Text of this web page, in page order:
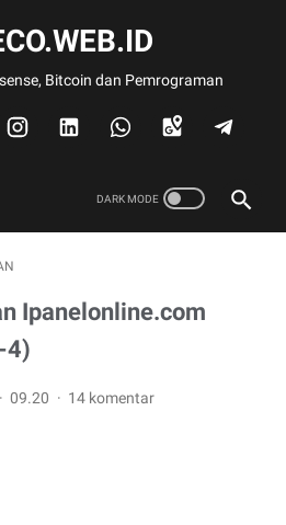
Bitcoin dan Pemrograman
Ipanelonline.com
4)
09.20 14 komentar